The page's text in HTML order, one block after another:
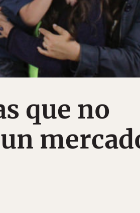
que no